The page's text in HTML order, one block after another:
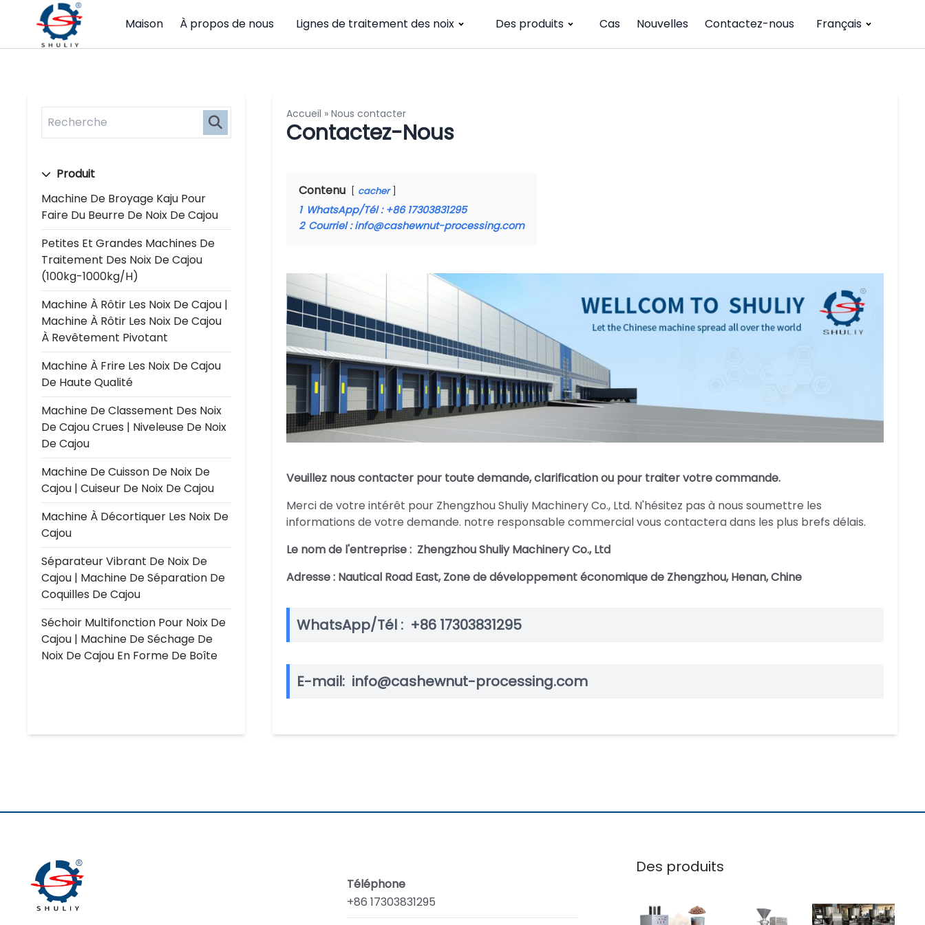
Maison À propos de nous Lignes de traitement des noix Des produits Cas Nouvelles Contactez-nous Français
Produit
Machine De Broyage Kaju Pour
Faire Du Beurre De Noix De Cajou
Petites Et Grandes Machines De
Traitement Des Noix De Cajou
(100kg-1000kg/h)
Machine À Rôtir Les Noix De Cajou |
Machine À Rôtir Les Noix De Cajou
À Revêtement Pivotant
Machine À Frire Les Noix De Cajou
De Haute Qualité
Machine De Classement Des Noix
De Cajou Crues | Niveleuse De Noix
De Cajou
Machine De Cuisson De Noix De
Cajou | Cuiseur De Noix De Cajou
Machine À Décortiquer Les Noix De
Cajou
Séparateur Vibrant De Noix De
Cajou | Machine De Séparation De
Coquilles De Cajou
Séchoir Multifonction Pour Noix De
Cajou | Machine De Séchage De
Noix De Cajou En Forme De Boîte
Accueil » Nous contacter
Contactez-Nous
Contenu cacher
1 WhatsApp/Tél : +86 17303831295
2 Courriel : info@cashewnut-processing.com
Veuillez nous contacter pour toute demande, clarification ou pour traiter votre commande.
Merci de votre intérêt pour Zhengzhou Shuliy Machinery Co., Ltd. N'hésitez pas à nous soumettre les
informations de votre demande. notre responsable commercial vous contactera dans les plus brefs délais.
Le nom de l'entreprise : Zhengzhou Shuliy Machinery Co., Ltd
Adresse : Nautical Road East, Zone de développement économique de Zhengzhou, Henan, Chine
WhatsApp/Tél : +86 17303831295
E-mail: info@cashewnut-processing.com
Téléphone
+86 17303831295
Des produits